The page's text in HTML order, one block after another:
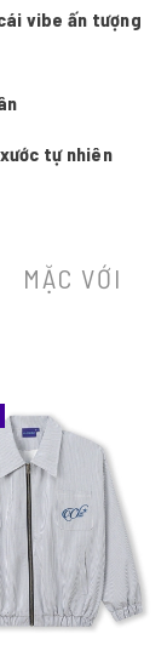
vibe ấn tượng
tự nhiên
MẶC VỚI